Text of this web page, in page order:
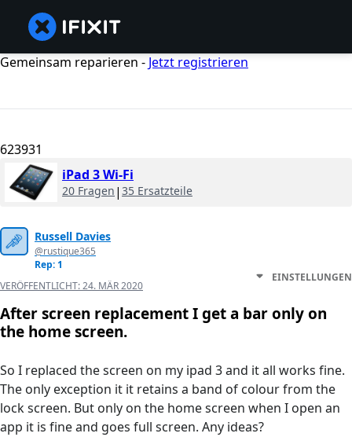
Gemeinsam reparieren - Jetzt registrieren
623931
iPad 3 Wi-Fi
20 Fragen | 35 Ersatzteile
Russell Davies
@rustique365
Rep: 1
VERÖFFENTLICHT:24. MÄR 2020
EINSTELLUNGEN
After screen replacement I get a bar only on
the home screen.
So I replaced the screen on my ipad 3 and it all works fine.
The only exception it it retains a band of colour from the
lock screen. But only on the home screen when I open an
app it is fine and goes full screen. Any ideas?